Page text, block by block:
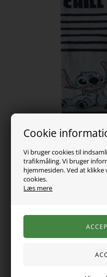
Cookie
Vi bruger cookies til
trafikmåling. Vi bruger
hjemmesiden. Ved at
cookies.
Læs mere
99,00DKK